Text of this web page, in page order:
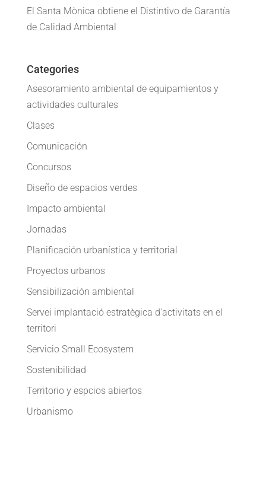
El Santa Mònica obtiene el Distintivo de Garantía
de Calidad Ambiental
Categories
Asesoramiento ambiental de equipamientos y
actividades culturales
Clases
Comunicación
Concursos
Diseño de espacios verdes
Impacto ambiental
Jornadas
Planificación urbanística y territorial
Proyectos urbanos
Sensibilización ambiental
Servei implantació estratègica d’activitats en el
territori
Servicio Small Ecosystem
Sostenibilidad
Territorio y espcios abiertos
Urbanismo